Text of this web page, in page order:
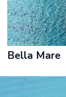
Bella Mare
19. - 29. janvāris